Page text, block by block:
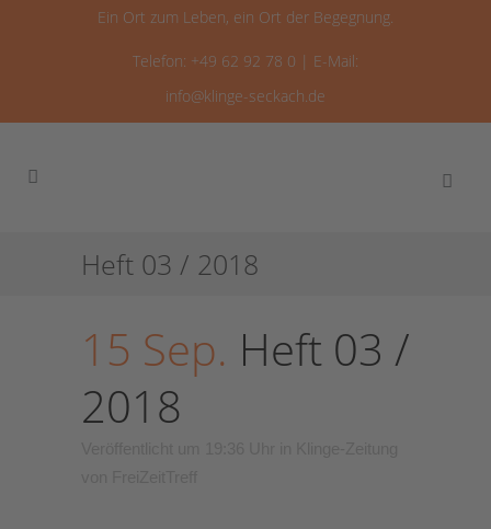
Ein Ort zum Leben, ein Ort der Begegnung.
Telefon: +49 62 92 78 0 | E-Mail:
info@klinge-seckach.de
Heft 03 / 2018
15 Sep. Heft 03 /
2018